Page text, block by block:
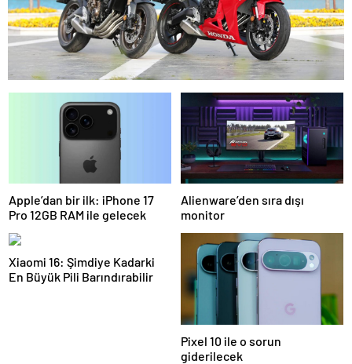
Apple’dan bir ilk: iPhone 17
Pro 12GB RAM ile gelecek
Alienware’den sıra dışı
monitor
Xiaomi 16: Şimdiye Kadarki
En Büyük Pili Barındırabilir
Pixel 10 ile o sorun
giderilecek